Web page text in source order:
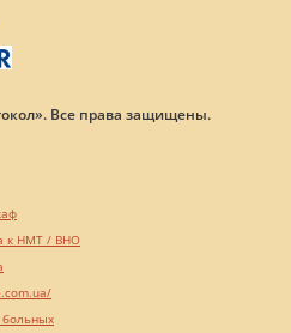
Все права защищены.
к НМТ / ВНО
больных